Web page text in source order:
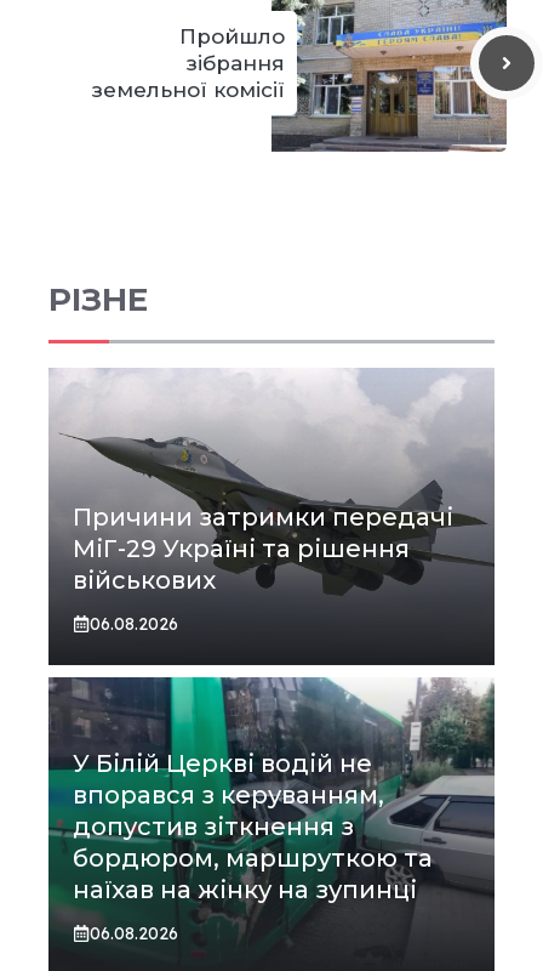
Пройшло
зібрання
земельної комісії
РІЗНЕ
Причини затримки передачі
МіГ-29 Україні та рішення
військових
06.08.2026
У Білій Церкві водій не
впорався з керуванням,
допустив зіткнення з
бордюром, маршруткою та
наїхав на жінку на зупинці
06.08.2026